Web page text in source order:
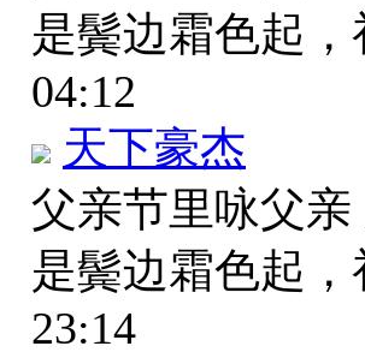
是鬓边霜色起
04:12
天下豪杰
父亲节里咏父
是鬓边霜色起
23:14